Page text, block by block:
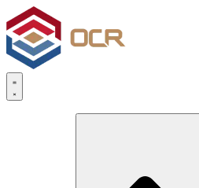
Skip
to
content